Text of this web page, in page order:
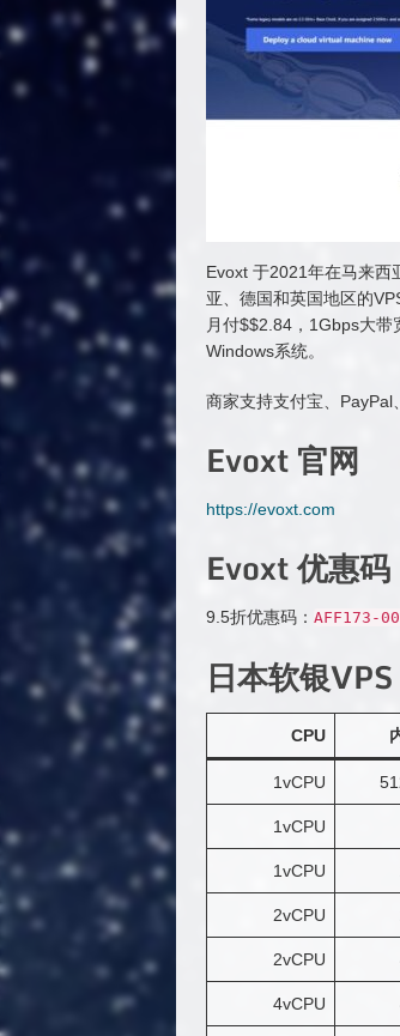
Evoxt 于2021年在马来西
亚、德国和英国地区的
月付$$2.84，1Gbps大
Windows系统。
商家支持支付宝、PayPal
Evoxt 官网
https://evoxt.com
Evoxt 优惠码
9.5折优惠码： AFF173 -
日本软银VPS
CPU
1vCPU
1vCPU
1vCPU
2vCPU
2vCPU
4vCPU